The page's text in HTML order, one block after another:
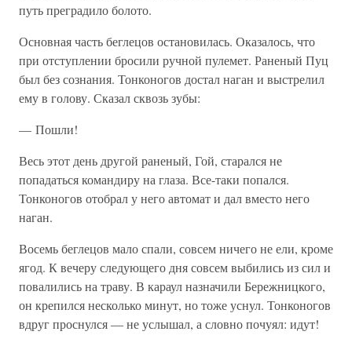
путь преградило болото.
Основная часть беглецов остановилась. Оказалось, что
при отступлении бросили ручной пулемет. Раненый Пуц
был без сознания. Тонконогов достал наган и выстрелил
ему в голову. Сказал сквозь зубы:
— Пошли!
Весь этот день другой раненый, Гой, старался не
попадаться командиру на глаза. Все-таки попался.
Тонконогов отобрал у него автомат и дал вместо него
наган.
Восемь беглецов мало спали, совсем ничего не ели, кроме
ягод. К вечеру следующего дня совсем выбились из сил и
повалились на траву. В караул назначили Бережницкого,
он крепился несколько минут, но тоже уснул. Тонконогов
вдруг проснулся — не услышал, а словно почуял: идут!